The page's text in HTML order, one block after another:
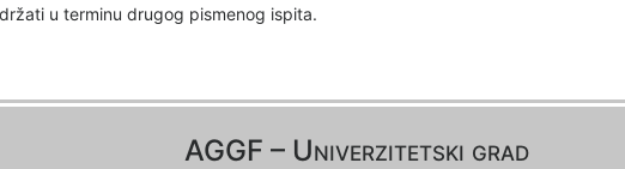
u terminu drugog pismenog ispita.
AGGF – Univerzitetski grad